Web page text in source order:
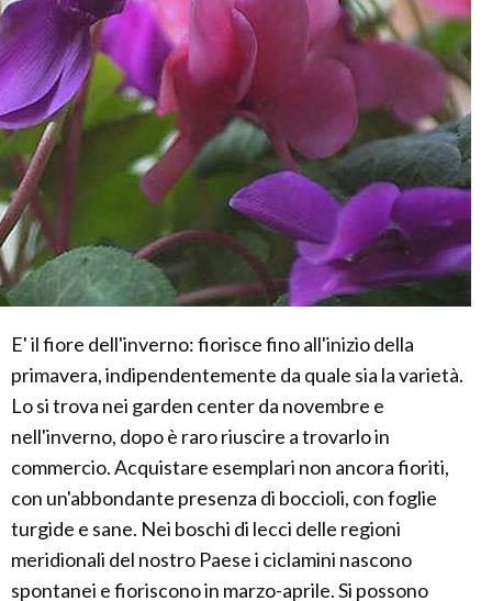
E' il fiore dell'inverno: fiorisce fino all'inizio della
primavera, indipendentemente da quale sia la varietà.
Lo si trova nei garden center da novembre e
nell'inverno, dopo è raro riuscire a trovarlo in
commercio. Acquistare esemplari non ancora fioriti,
con un'abbondante presenza di boccioli, con foglie
turgide e sane. Nei boschi di lecci delle regioni
meridionali del nostro Paese i ciclamini nascono
spontanei e fioriscono in marzo-aprile. Si possono